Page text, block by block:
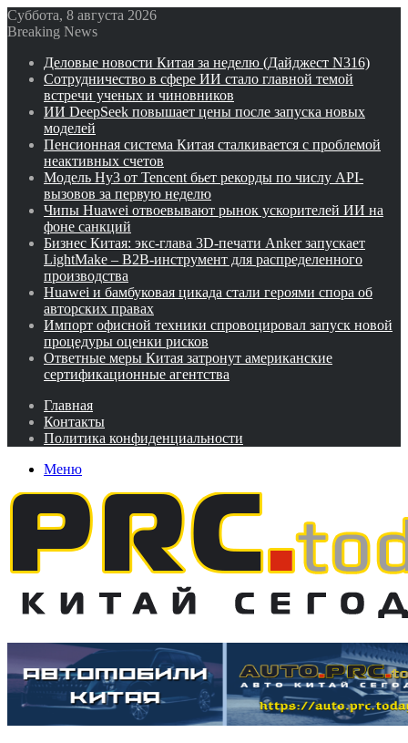
Суббота, 8 августа 2026
Breaking News
Деловые новости Китая за неделю (Дайджест N316)
Сотрудничество в сфере ИИ стало главной темой
встречи ученых и чиновников
ИИ DeepSeek повышает цены после запуска новых
моделей
Пенсионная система Китая сталкивается с проблемой
неактивных счетов
Модель Hy3 от Tencent бьет рекорды по числу API-
вызовов за первую неделю
Чипы Huawei отвоевывают рынок ускорителей ИИ на
фоне санкций
Бизнес Китая: экс-глава 3D-печати Anker запускает
LightMake – B2B-инструмент для распределенного
производства
Huawei и бамбуковая цикада стали героями спора об
авторских правах
Импорт офисной техники спровоцировал запуск новой
процедуры оценки рисков
Ответные меры Китая затронут американские
сертификационные агентства
Главная
Контакты
Политика конфиденциальности
Меню